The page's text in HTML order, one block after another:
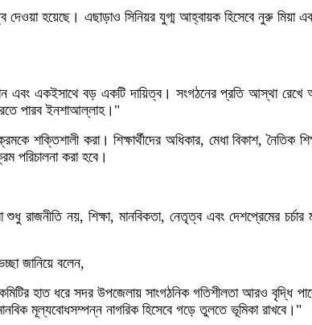
হয়েছে। এছাড়াও সিনিয়র যুগ্ম আহ্বায়ক হিসেবে নুরু মিয়া এবং
একইসাথে বড় একটি দায়িত্ব। সংগঠনের প্রতি আস্থা রেখে
পারব ইনশাআল্লাহ।"
শক্তিশালী করা। শিক্ষার্থীদের অধিকার, মেধা বিকাশ, নৈতিক
পরিচালনা করা হবে।
নয়, শিক্ষা, মানবিকতা, নেতৃত্ব এবং দেশপ্রেমের চর্চার
জানিয়ে বলেন,
হাত ধরে সদর উপজেলায় সাংগঠনিক গতিশীলতা আরও বৃদ্ধি
মূল্যবোধসম্পন্ন নাগরিক হিসেবে গড়ে তুলতে ভূমিকা রাখবে।"